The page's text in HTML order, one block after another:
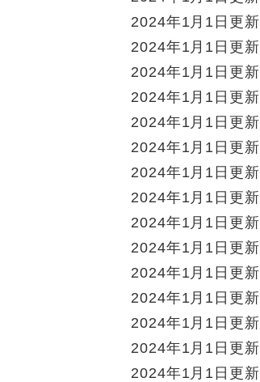
2024年1月1日更新
2024年1月1日更新
2024年1月1日更新
2024年1月1日更新
2024年1月1日更新
2024年1月1日更新
2024年1月1日更新
2024年1月1日更新
2024年1月1日更新
2024年1月1日更新
2024年1月1日更新
2024年1月1日更新
2024年1月1日更新
2024年1月1日更新
2024年1月1日更新